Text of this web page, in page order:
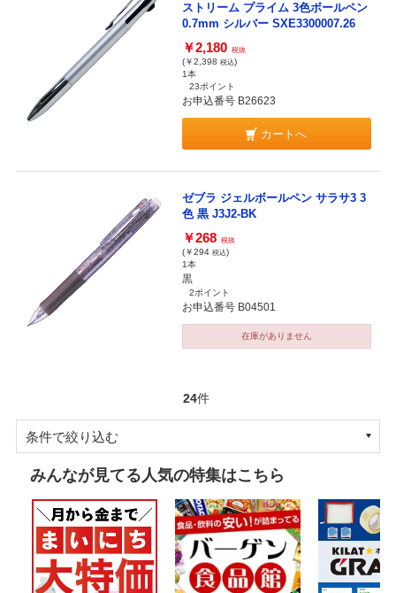
ストリーム プライム 3色ボールペン
0.7mm シルバー SXE3300007.26
￥2,180 税抜
(￥2,398 税込)
1本
23ポイント
お申込番号 B26623
カートへ
ゼブラ ジェルボールペン サラサ3 3
色 黒 J3J2-BK
￥268 税抜
(￥294 税込)
1本
黒
2ポイント
お申込番号 B04501
在庫がありません
24件
条件で絞り込む
みんなが見てる人気の特集はこちら